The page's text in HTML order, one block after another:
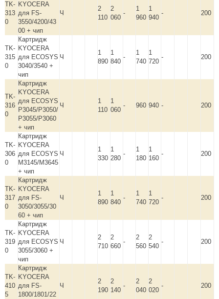
TK-
313
0
KYOCERA
для FS-
3550/4200/43
00 + чип
Ч
2
110
2
060
-
1
960
1
940
- 200
TK-
315
0
Картридж
KYOCERA
для ECOSYS
3040/3540 +
чип
Ч
1
890
1
840
-
1
740
1
720
- 200
TK-
316
0
Картридж
KYOCERA
для ECOSYS
P3045/P3050/
P3055/P3060
+ чип
Ч
1
110
1
060
- 960 940 - 200
TK-
306
0
Картридж
KYOCERA
для ECOSYS
M3145/M3645
+ чип
Ч
1
330
1
280
-
1
180
1
160
- 200
TK-
317
0
Картридж
KYOCERA
для FS-
3050/3055/30
60 + чип
Ч
1
890
1
840
-
1
740
1
720
- 200
TK-
319
0
Картридж
KYOCERA
для ECOSYS
3055/3060 +
чип
Ч
2
710
2
660
-
2
560
2
540
- 200
TK-
410
5
Картридж
KYOCERA
для FS-
1800/1801/22
Ч
2
190
2
140
-
2
040
2
020
- 200